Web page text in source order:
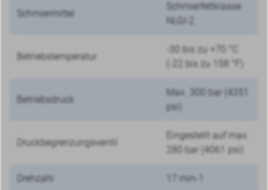
Schmiermittel
Schmierfettklasse
NLGI-2
Betriebstemperatur
-30 bis zu +70 °C
(-22 bis zu 158 °F)
Betriebsdruck
Max. 300 bar (4351
psi)
Druckbegrenzungsventil
Eingestellt auf max.
280 bar (4061 psi)
Drehzahl 17 min-1